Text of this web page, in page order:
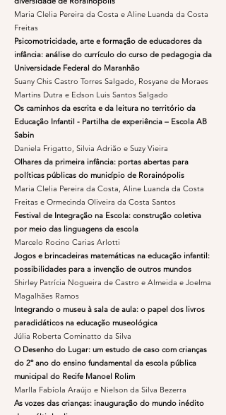
Maria Clelia Pereira da Costa e Aline Luanda da Costa
Freitas
Psicomotricidade, arte e formação de educadores da
infância: análise do currículo do curso de pedagogia da
Universidade Federal do Maranhão
Suany Chis Castro Torres Salgado, Rosyane de Moraes
Martins Dutra e Edson Luis Santos Salgado
Os caminhos da escrita e da leitura no território da
Educação Infantil - Partilha de experiência – Escola AB
Sabin
Daniela Frigatto, Silvia Adrião e Suzy Vieira
Olhares da primeira infância: portas abertas para
políticas públicas do município de Rorainópolis
Maria Clelia Pereira da Costa, Aline Luanda da Costa
Freitas e Ormecinda Oliveira da Costa Santos
Festival de Integração na Escola: construção coletiva
por meio das linguagens da escola
Marcelo Rocino Carias Arlotti
Jogos e brincadeiras matemáticas na educação infantil:
possibilidades para a invenção de outros mundos
Shirley Patrícia Nogueira de Castro e Almeida e Joelma
Magalhães Ramos
Integrando o museu à sala de aula: o papel dos livros
paradidáticos na educação museológica
Júlia Roberta Cominatto da Silva
O Desenho do Lugar: um estudo de caso com crianças
do 2º ano do ensino fundamental da escola pública
municipal do Recife Manoel Rolim
Marlla Fabíola Araújo e Nielson da Silva Bezerra
As vozes das crianças: inauguração do mundo inédito